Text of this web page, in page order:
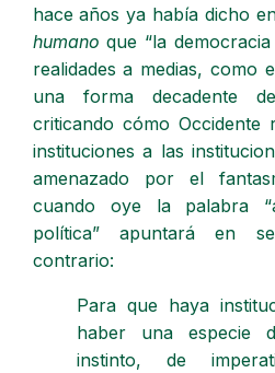
hace años ya había dicho
humano que “la
realidades a medias, como
una forma decadente
criticando cómo Occidente
instituciones a las
amenazado por el
cuando oye la palabra
política” apuntará en
contrario:
Para que haya
haber una especie
instinto, de